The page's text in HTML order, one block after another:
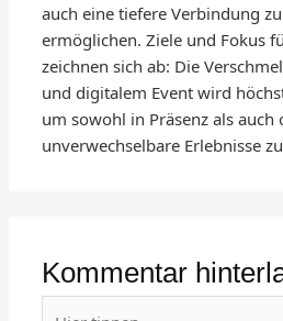
auch eine tiefere Verbindung
ermöglichen. Ziele und Fokus
zeichnen sich ab: Die
und digitalem Event wird
um sowohl in Präsenz als auch
unverwechselbare Erlebnisse
Kommentar